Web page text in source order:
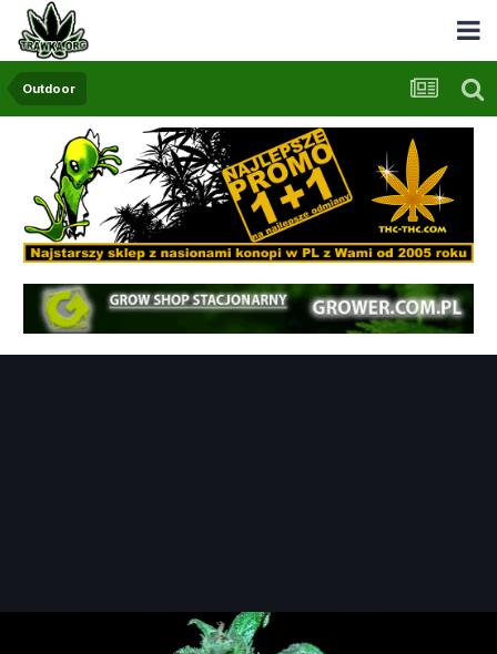
Outdoor